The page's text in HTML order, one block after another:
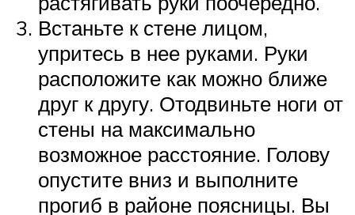
Встаньте к стене лицом,
упритесь в нее руками. Руки
расположите как можно ближе
друг к другу. Отодвиньте ноги от
стены на максимально
возможное расстояние. Голову
опустите вниз и выполните
прогиб в районе поясницы. Вы